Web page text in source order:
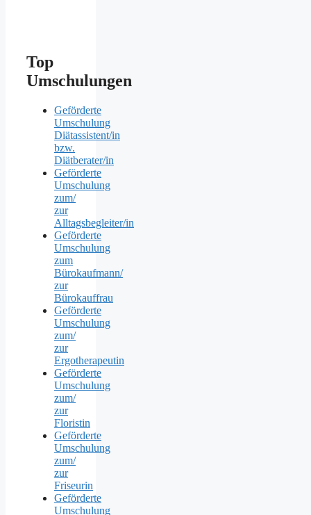
Top
Umschulungen
Geförderte
Umschulung
Diätassistent/in
bzw.
Diätberater/in
Geförderte
Umschulung
zum/
zur
Alltagsbegleiter/in
Geförderte
Umschulung
zum
Bürokaufmann/
zur
Bürokauffrau
Geförderte
Umschulung
zum/
zur
Ergotherapeutin
Geförderte
Umschulung
zum/
zur
Floristin
Geförderte
Umschulung
zum/
zur
Friseurin
Geförderte
Umschulung